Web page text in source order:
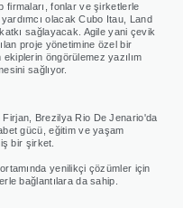
firmaları, fonlar ve şirketlerle
olacak Cubo Itau, Land
sağlayacak. Agile yani çevik
proje yönetimine özel bir
öngörülemez yazılım
sağlıyor.
Brezilya Rio De Jenario'da
gücü, eğitim ve yaşam
bir şirket.
yenilikçi çözümler için
bağlantılara da sahip.